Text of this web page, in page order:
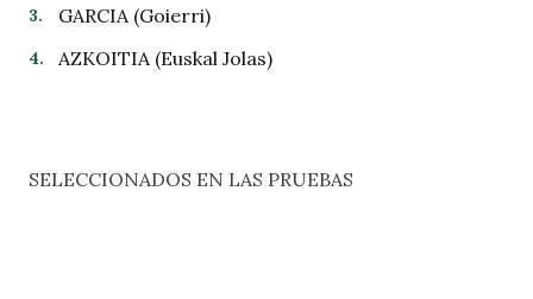
GARCIA (Goierri)
AZKOITIA (Euskal Jolas)
SELECCIONADOS EN LAS PRUEBAS